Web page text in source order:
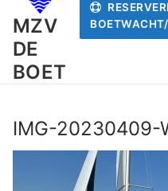
inhoud
MZV
DE
BOET
IMG-20230409-